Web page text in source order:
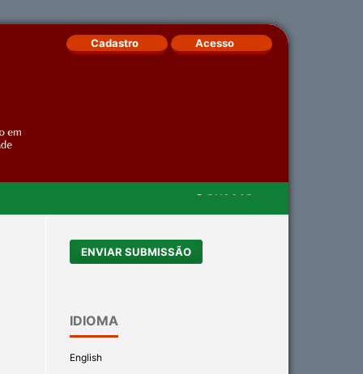
BUSCAR
Cadastro Acesso
ENVIAR SUBMISSÃO
IDIOMA
English